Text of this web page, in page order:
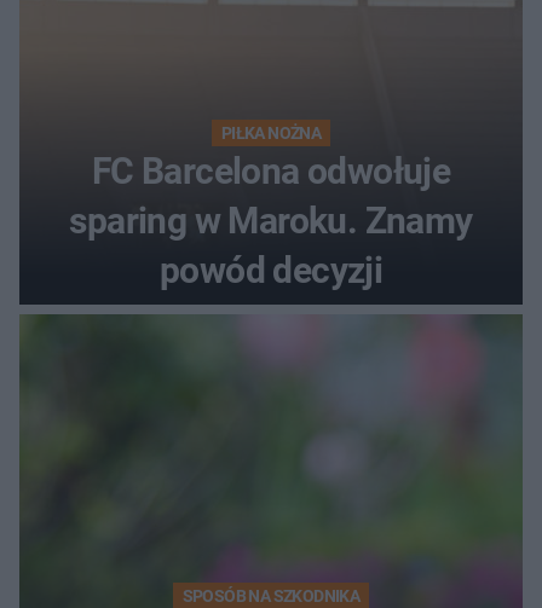
PIŁKA NOŻNA
FC Barcelona odwołuje
sparing w Maroku. Znamy
powód decyzji
SPOSÓB NA SZKODNIKA